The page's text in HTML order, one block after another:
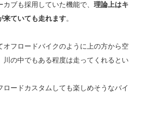
ブも採用していた機能で、 理論上はキ
来ていても走れます。
オフロードバイクのように上の方から空
川の中でもある程度は走ってくれるとい
ロードカスタムしても楽しめそうなバイ